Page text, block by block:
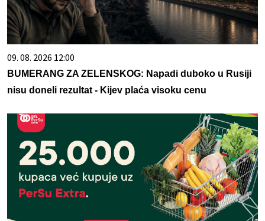
09. 08. 2026 12:00
BUMERANG ZA ZELENSKOG: Napadi duboko u Rusiji
nisu doneli rezultat - Kijev plaća visoku cenu